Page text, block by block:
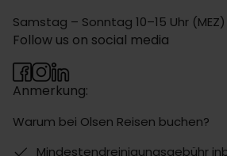
Samstag – Sonntag 10–15 Uhr (MEZ)
Anmerkung:
Warum bei Olsen Reisen buchen?
Mindestendreinigungsgebühr
Follow us on social media